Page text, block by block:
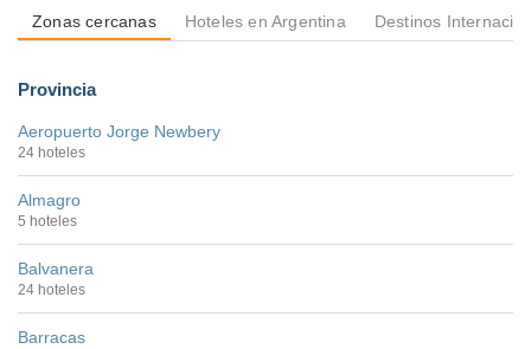
Zonas cercanas Hoteles en Argentina Destinos
Provincia
Aeropuerto Jorge Newbery
24 hoteles
Almagro
5 hoteles
Balvanera
24 hoteles
Barracas